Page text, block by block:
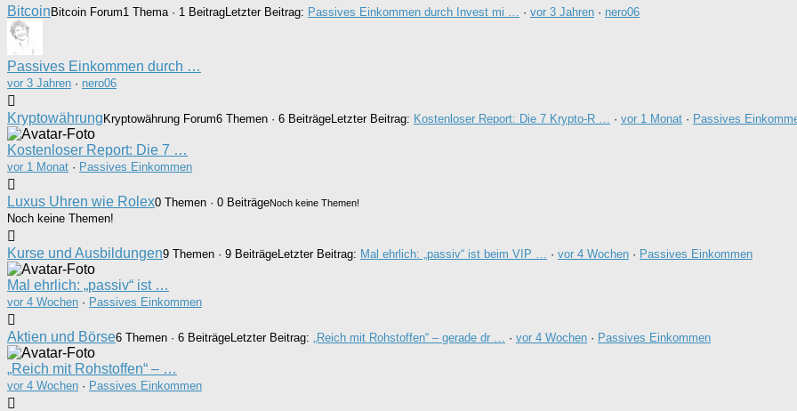
BitcoinBitcoin Forum1 Thema · 1 BeitragLetzter Beitrag: Passives Einkommen durch Invest mi … · vor 3 Jahren · nero06
Passives Einkommen durch …
vor 3 Jahren · nero06
KryptowährungKryptowährung Forum6 Themen · 6 BeiträgeLetzter Beitrag: Kostenloser Report: Die 7 Krypto-R … · vor 1 Monat · Passives
Kostenloser Report: Die 7 …
vor 1 Monat · Passives Einkommen
Luxus Uhren wie Rolex0 Themen · 0 BeiträgeNoch keine Themen!
Noch keine Themen!
Kurse und Ausbildungen9 Themen · 9 BeiträgeLetzter Beitrag: Mal ehrlich: „passiv“ ist beim VIP … · vor 4 Wochen · Passives Einkommen
Mal ehrlich: „passiv“ ist …
vor 4 Wochen · Passives Einkommen
Aktien und Börse6 Themen · 6 BeiträgeLetzter Beitrag: „Reich mit Rohstoffen“ – gerade dr … · vor 4 Wochen · Passives Einkommen
„Reich mit Rohstoffen“ – …
vor 4 Wochen · Passives Einkommen